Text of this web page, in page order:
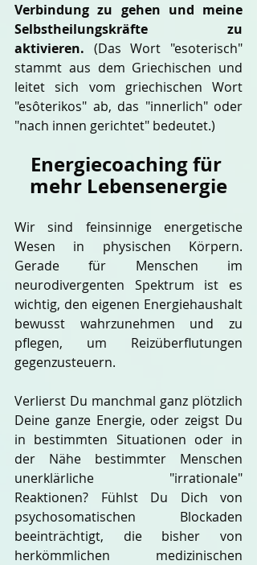
Verbindung zu gehen und meine
Selbstheilungskräfte zu
aktivieren. (Das Wort "esoterisch"
stammt aus dem Griechischen und
leitet sich vom griechischen Wort
"esôterikos" ab, das "innerlich" oder
"nach innen gerichtet" bedeutet.)
Energiecoaching für
mehr Lebensenergie
Wir sind feinsinnige energetische
Wesen in physischen Körpern.
Gerade für Menschen im
neurodivergenten Spektrum ist es
wichtig, den eigenen Energiehaushalt
bewusst wahrzunehmen und zu
pflegen, um Reizüberflutungen
gegenzusteuern.
Verlierst Du manchmal ganz plötzlich
Deine ganze Energie, oder zeigst Du
in bestimmten Situationen oder in
der Nähe bestimmter Menschen
unerklärliche "irrationale"
Reaktionen? Fühlst Du Dich von
psychosomatischen Blockaden
beeinträchtigt, die bisher von
herkömmlichen medizinischen